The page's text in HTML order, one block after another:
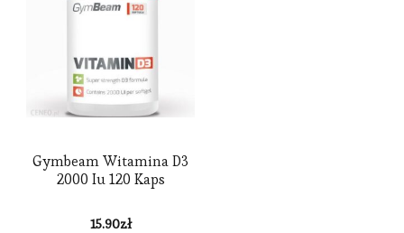
Gymbeam Witamina D3
2000 Iu 120 Kaps
15.90zł